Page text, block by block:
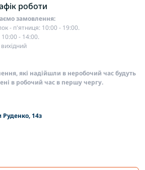
роботи
замовлення:
- п'ятниця: 10:00 - 19:00.
- 14:00.
які надійшли в неробочий час будуть
в робочий час в першу чергу.
14з